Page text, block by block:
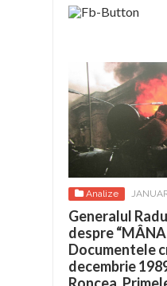
Analize
Generalul
despre
Documentele
decembrie